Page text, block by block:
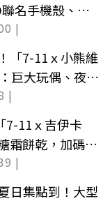
名手機殼、三
|
「7-11ｘ小熊維
巨大玩偶、夜燈
|
7-11ｘ吉伊卡
霜餅乾，加碼收
|
日集點到！大型